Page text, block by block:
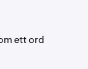
ett ord